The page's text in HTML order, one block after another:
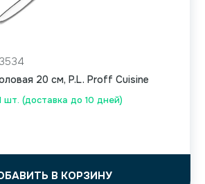
шт. (доставка до 10 дней)
20 см, P.L. Proff Cuisine
В КОРЗИНУ